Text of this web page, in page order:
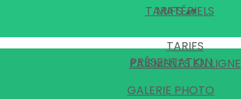
MATÉRIELS
TARIFS▴▾
TARIFS
PAIEMENTS EN LIGNE
PRÉSENTATION
GALERIE PHOTO